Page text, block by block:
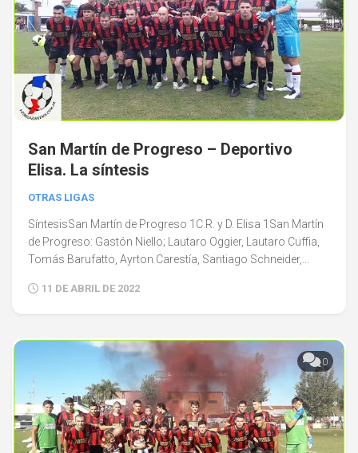
San Martín de Progreso – Deportivo
Elisa. La síntesis
OTRAS LIGAS
SíntesisSan Martín de Progreso 1C.R. y D. Elisa 1San Martín
de Progreso: Gastón Niello; Lautaro Oggier, Lautaro Cuffia,
Tomás Barufatto, Ayrton Carestía, Santiago Schneider,...
11 DE ABRIL DE 2022
0